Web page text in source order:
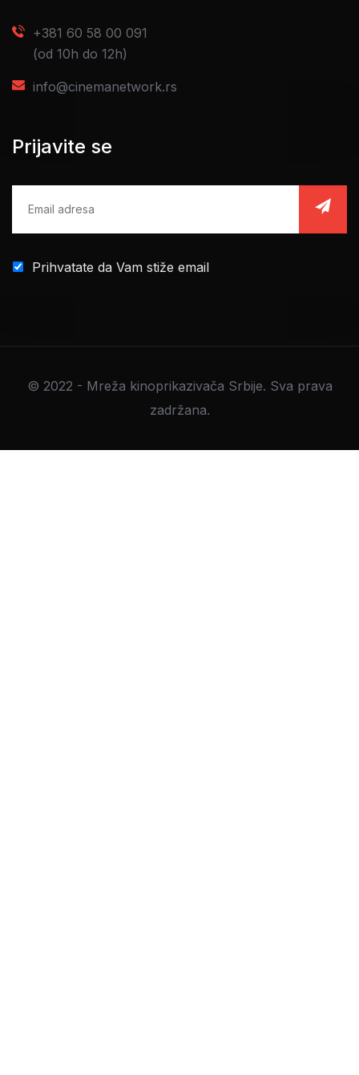
+381 60 58 00 091
(od 10h do 12h)
info@cinemanetwork.rs
Prijavite se
Prihvatate da Vam stiže email
© 2022 - Mreža kinoprikazivača Srbije. Sva prava
zadržana.